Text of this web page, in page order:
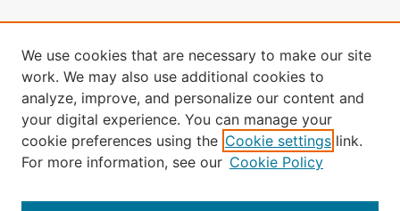
条款与条件
隐私政策
本网站使用Cookies，如想了解更多信息，
请访问终端数据页面
本网站的全部内容：版权所有 © 2024 Elsevier B.V. 其许可方及贡
献者。保留所有权利，包括文本和数据挖掘、 AI 训练和类似技
术。
We use cookies that are necessary to make our site
work. We may also use additional cookies to
analyze, improve, and personalize our content and
your digital experience. You can manage your
cookie preferences using the Cookie settings link.
For more information, see our Cookie Policy